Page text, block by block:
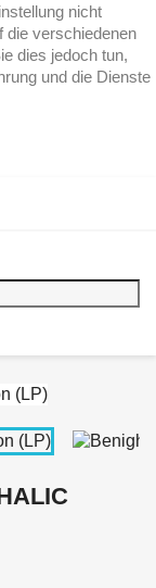
nicht
die verschiedenen
dies jedoch tun,
und die Dienste